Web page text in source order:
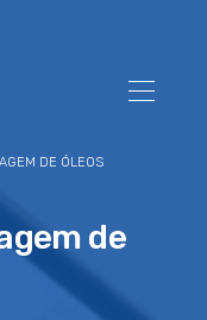
DE ÓLEOS
de